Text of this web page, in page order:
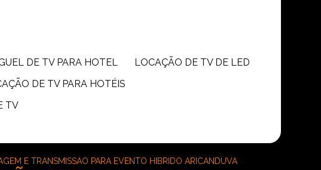
DE TV PARA HOTEL
LOCAÇÃO DE TV DE LED
DE TV PARA HOTÉIS
TV
E TRANSMISSAO PARA EVENTO HIBRIDO ARICANDUVA